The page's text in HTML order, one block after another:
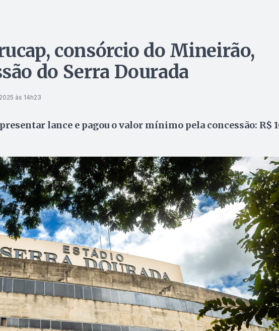
consórcio do Mineirão,
do Serra Dourada
às 14h23
lance e pagou o valor mínimo pela concessão: R$